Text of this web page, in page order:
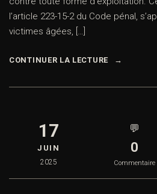
l’article 223-15-2 du Code pénal,
victimes âgées, […]
CONTINUER LA LECTURE
17
JUIN
2025
💬
0
Commentaire